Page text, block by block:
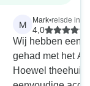
M Mark•reisde in
4,0
Wij hebben een
gehad met het
Hoewel